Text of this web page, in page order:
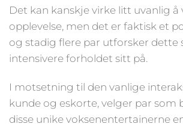
Det kan kanskje virke litt uvanlig å
opplevelse, men det er faktisk et
og stadig flere par utforsker dette
intensivere forholdet sitt på.
I motsetning til den vanlige
kunde og eskorte, velger par som
disse unike voksenentertainerne